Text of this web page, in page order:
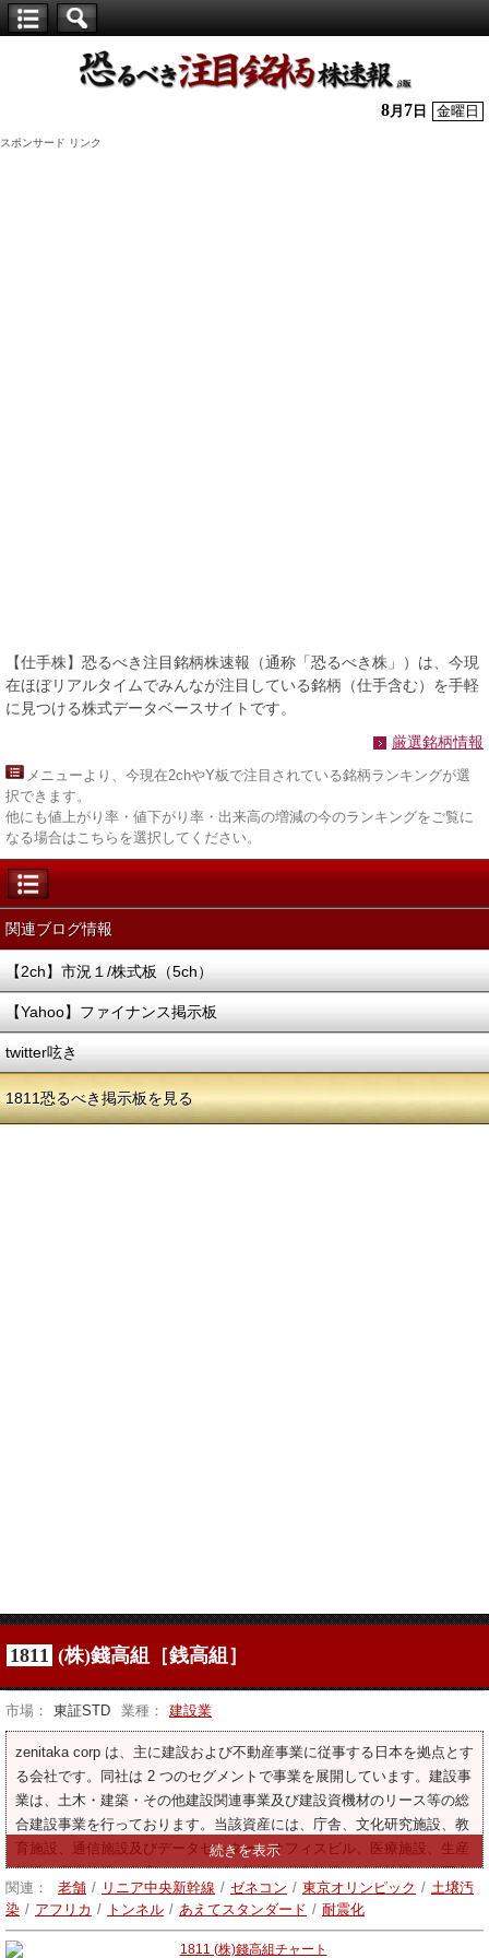
株】
8月 7 日 金曜日
スポンサード リンク
【仕手株】恐るべき注目銘柄株速報（通称「恐るべき株」）は、今現
在ほぼリアルタイムでみんなが注目している銘柄（仕手含む）を手軽
に見つける株式データベースサイトです。
厳選銘柄情報
メニューより、今現在2chやY板で注目されている銘柄ランキングが選
択できます。
他にも値上がり率・値下がり率・出来高の増減の今のランキングをご覧に
なる場合はこちらを選択してください。
関連ブログ情報
【2ch】市況１/株式板（5ch）
【Yahoo】ファイナンス掲示板
twitter呟き
1811恐るべき掲示板を見る
1811 (株)錢高組［銭高組］
市場： 東証STD 業種： 建設業
zenitaka corp は、主に建設および不動産事業に従事する日本を拠点とす
る会社です。同社は 2 つのセグメントで事業を展開しています。建設事
業は、土木・建築・その他建設関連事業及び建設資機材のリース等の総
合建設事業を行っております。当該資産には、庁舎、文化研究施設、教
育施設、通信施設及びデータセンター、オフィスビル、医療施設、生産
施設、商業施設、住宅、エネルギー施設、道路施設、鉄道施設、上下水
道施設が含まれる。不動産事業は、不動産の販売、賃貸、仲介、管理を
行っております。
関連： 老舗 / リニア中央新幹線 / ゼネコン / 東京オリンピック / 土壌汚
染 / アフリカ / トンネル / あえてスタンダード / 耐震化